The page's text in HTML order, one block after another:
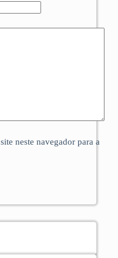
neste navegador para a